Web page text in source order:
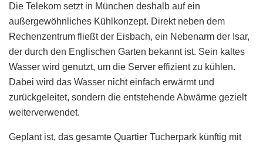
Die Telekom setzt in München deshalb auf ein
außergewöhnliches Kühlkonzept. Direkt neben dem
Rechenzentrum fließt der Eisbach, ein Nebenarm der Isar,
der durch den Englischen Garten bekannt ist. Sein kaltes
Wasser wird genutzt, um die Server effizient zu kühlen.
Dabei wird das Wasser nicht einfach erwärmt und
zurückgeleitet, sondern die entstehende Abwärme gezielt
weiterverwendet.
Geplant ist, das gesamte Quartier Tucherpark künftig mit